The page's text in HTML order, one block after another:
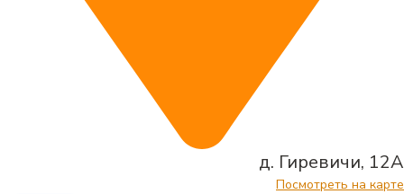
д. Гиревичи, 12А
Посмотреть на карте